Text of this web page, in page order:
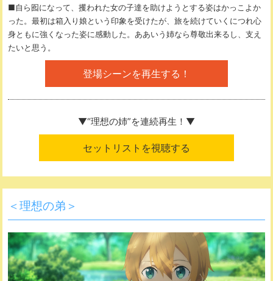
■自ら囮になって、攫われた女の子達を助けようとする姿はかっこよか
った。最初は箱入り娘という印象を受けたが、旅を続けていくにつれ心
身ともに強くなった姿に感動した。ああいう姉なら尊敬出来るし、支え
たいと思う。
登場シーンを再生する！
▼“理想の姉”を連続再生！▼
セットリストを視聴する
＜理想の弟＞